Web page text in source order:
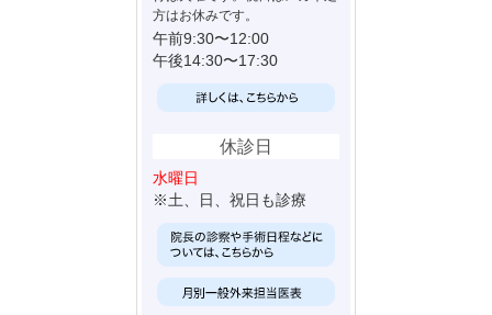
方はお休みです。
午前9:30〜12:00
午後14:30〜17:30
休診日
水曜日
※土、日、祝日も診療